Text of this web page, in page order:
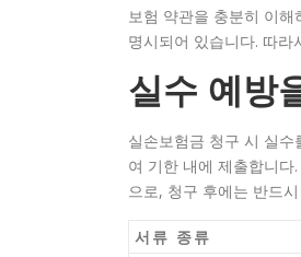
보험 약관을 충분히 이
명시되어 있습니다. 따
실수 예방
실손보험금 청구 시 실
여 기한 내에 제출합니
으로, 청구 후에는 반드
서류 종류